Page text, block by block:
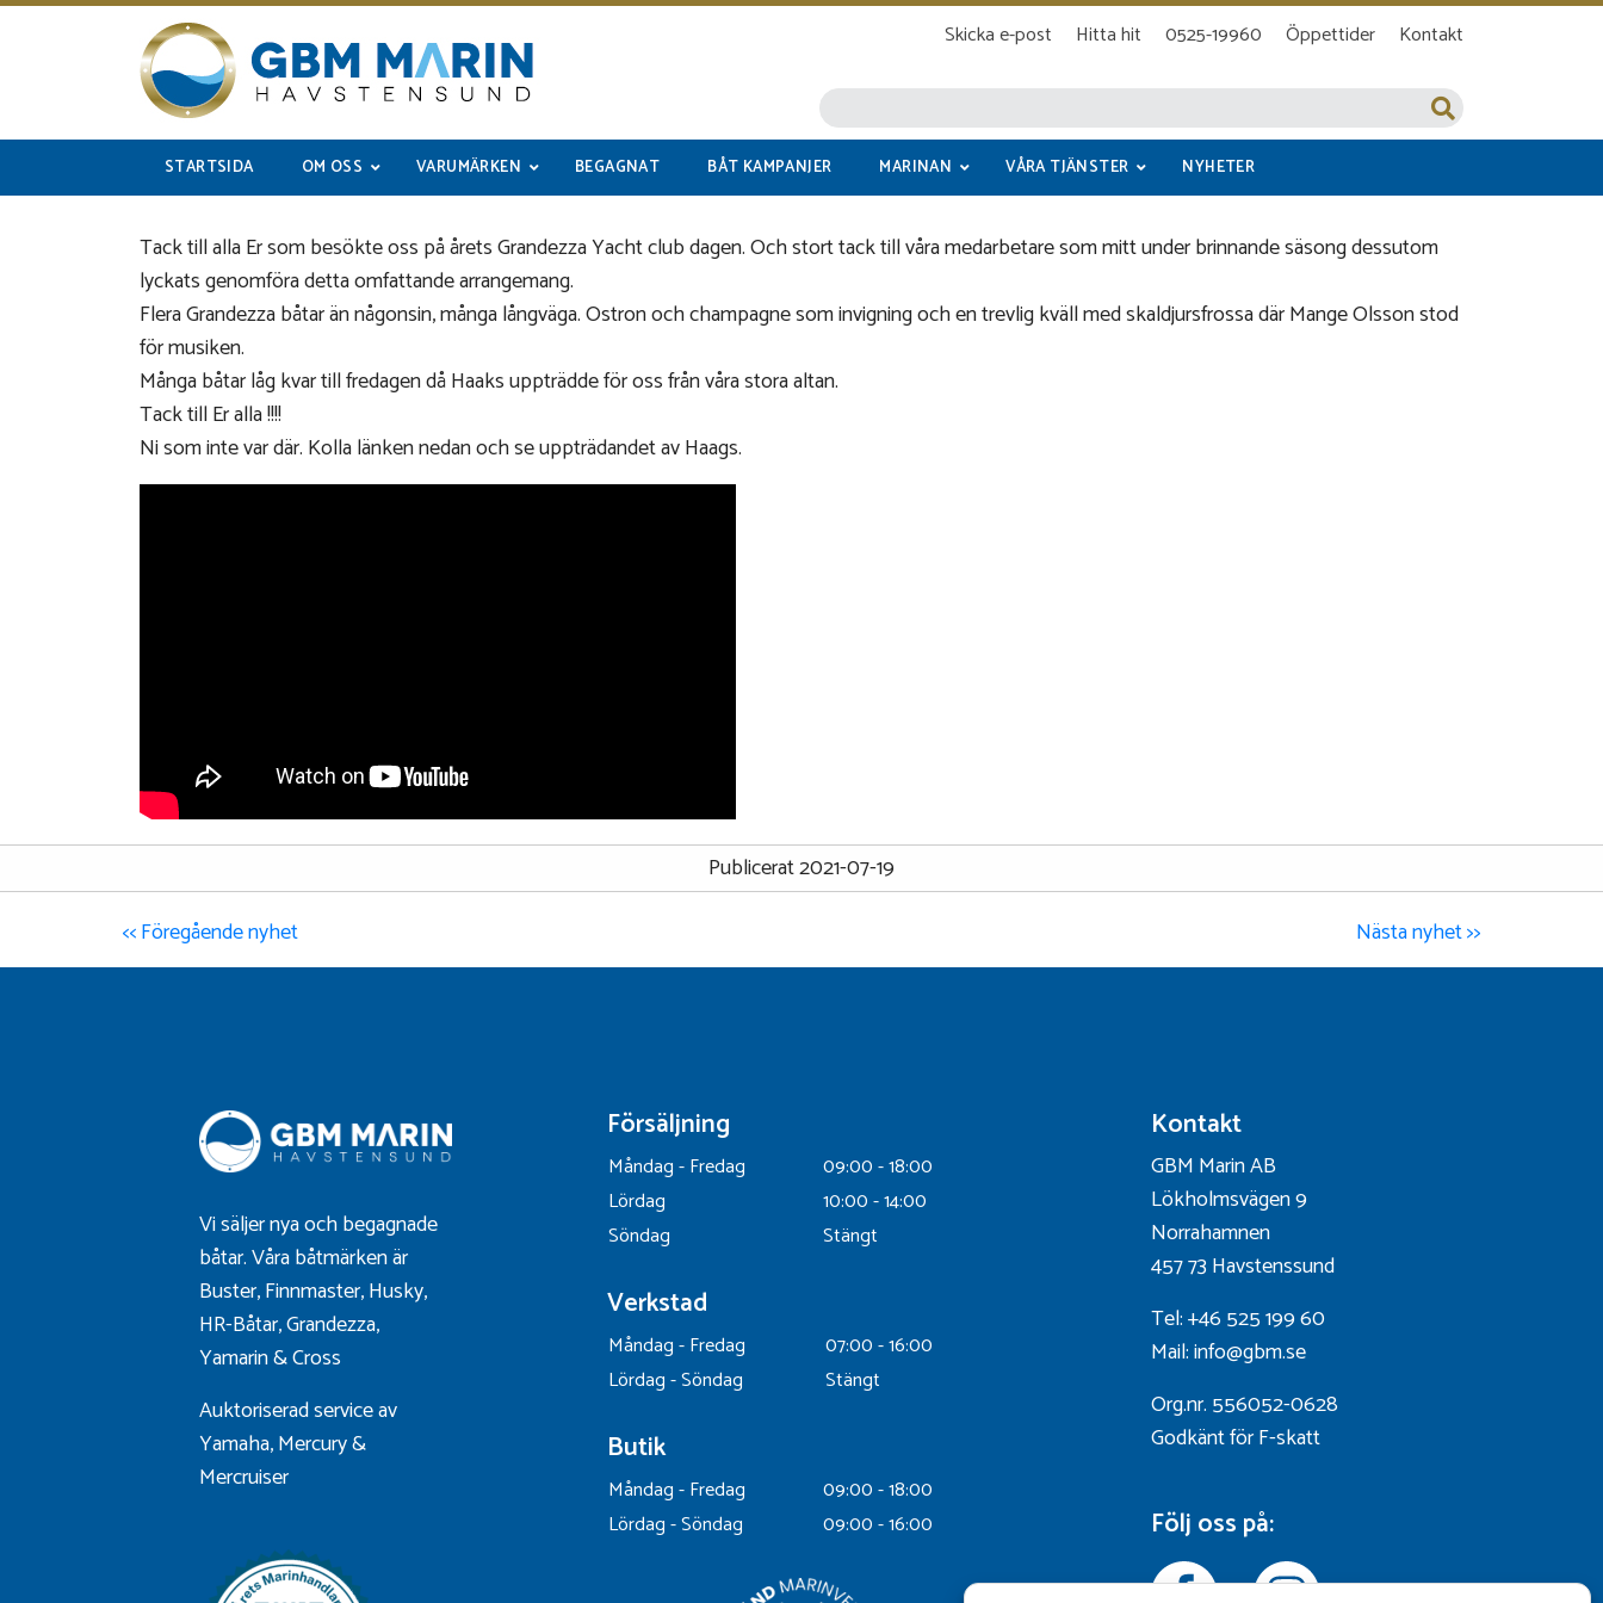
Skicka e-post Hitta hit 0525-19960 Öppettider Kontakt
STARTSIDA OM OSS VARUMÄRKEN BEGAGNAT BÅT KAMPANJER MARINAN VÅRA TJÄNSTER NYHETER
Tack till alla Er som besökte oss på årets Grandezza Yacht club dagen. Och stort tack till våra medarbetare som mitt under brinnande säsong dessutom
lyckats genomföra detta omfattande arrangemang.
Flera Grandezza båtar än någonsin, många långväga. Ostron och champagne som invigning och en trevlig kväll med skaldjursfrossa där Mange Olsson stod
för musiken.
Många båtar låg kvar till fredagen då Haaks uppträdde för oss från våra stora altan.
Tack till Er alla !!!!
Ni som inte var där. Kolla länken nedan och se uppträdandet av Haags.
Publicerat 2021-07-19
<< Föregående nyhet
Nästa nyhet >>
Vi säljer nya och begagnade
båtar. Våra båtmärken är
Buster,Finnmaster,Husky,
HR-Båtar,Grandezza,
Yamarin&Cross
Auktoriserad service av
Yamaha, Mercury &
Mercruiser
Försäljning
Måndag - Fredag
09:00 - 18:00
Lördag
10:00 - 14:00
Söndag
Stängt
Verkstad
Måndag - Fredag
07:00 - 16:00
Lördag - Söndag
Stängt
Butik
Måndag - Fredag
09:00 - 18:00
Lördag - Söndag
09:00 - 16:00
Kontakt
GBM Marin AB
Lökholmsvägen 9
Norrahamnen
457 73 Havstenssund
Tel: +46 525 199 60
Mail: info@gbm.se
Org.nr. 556052-0628
Godkänt för F-skatt
Följ oss på: